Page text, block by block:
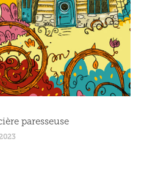
paresseuse